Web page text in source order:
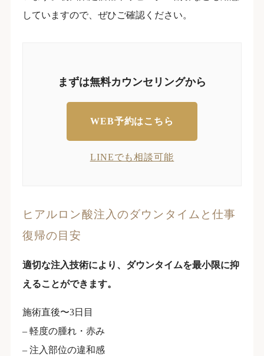
していますので、ぜひご確認ください。
まずは無料カウンセリングから
WEB予約はこちら
LINEでも相談可能
ヒアルロン酸注入のダウンタイムと仕事
復帰の目安
適切な注入技術により、ダウンタイムを最小限に抑
えることができます。
施術直後〜3日目
– 軽度の腫れ・赤み
– 注入部位の違和感